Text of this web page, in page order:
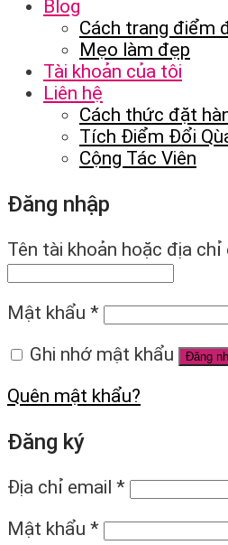
Blog
Cách trang điểm
Mẹo làm đẹp
Tài khoản của tôi
Liên hệ
Cách thức đặt
Tích Điểm Đổi
Cộng Tác Viên
Đăng nhập
Tên tài khoản hoặc địa chỉ
Mật khẩu *
Ghi nhớ mật khẩu
Đăng
Quên mật khẩu?
Đăng ký
Địa chỉ email *
Mật khẩu *